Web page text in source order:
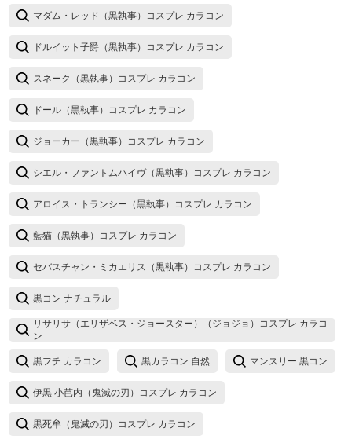
マダム・レッド（黒執事）コスプレ カラコン
ドルイット子爵（黒執事）コスプレ カラコン
スネーク（黒執事）コスプレ カラコン
ドール（黒執事）コスプレ カラコン
ジョーカー（黒執事）コスプレ カラコン
シエル・ファントムハイヴ（黒執事）コスプレ カラコン
アロイス・トランシー（黒執事）コスプレ カラコン
藍猫（黒執事）コスプレ カラコン
セバスチャン・ミカエリス（黒執事）コスプレ カラコン
黒コン ナチュラル
リサリサ（エリザベス・ジョースター）（ジョジョ）コスプレ カラコ
ン
黒フチ カラコン 黒カラコン 自然 マンスリー 黒コン
伊黒 小芭内（鬼滅の刃）コスプレ カラコン
黒死牟（鬼滅の刃）コスプレ カラコン